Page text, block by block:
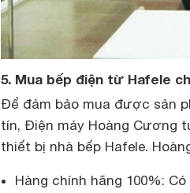
5. Mua bếp điện từ Hafele
Để đảm bảo mua được sản
tín, Điện máy Hoàng Cương
thiết bị nhà bếp Hafele.
Hàng chính hãng 100%: